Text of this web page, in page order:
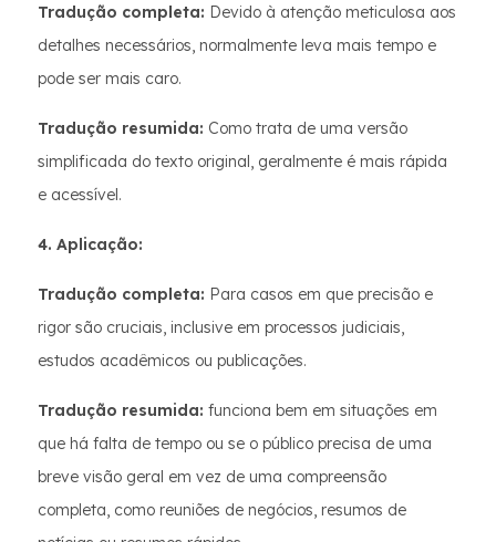
Tradução completa: Devido à atenção meticulosa aos
detalhes necessários, normalmente leva mais tempo e
pode ser mais caro.
Tradução resumida: Como trata de uma versão
simplificada do texto original, geralmente é mais rápida
e acessível.
4. Aplicação:
Tradução completa: Para casos em que precisão e
rigor são cruciais, inclusive em processos judiciais,
estudos acadêmicos ou publicações.
Tradução resumida: funciona bem em situações em
que há falta de tempo ou se o público precisa de uma
breve visão geral em vez de uma compreensão
completa, como reuniões de negócios, resumos de